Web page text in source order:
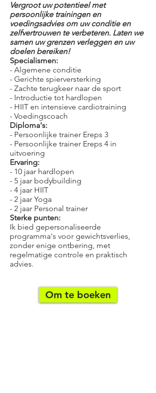
Vergroot uw potentieel met
persoonlijke trainingen en
voedingsadvies om uw conditie en
zelfvertrouwen te verbeteren. Laten we
samen uw grenzen verleggen en uw
doelen bereiken!
Specialismen:
- Algemene conditie
- Gerichte spierversterking
- Zachte terugkeer naar de sport
- Introductie tot hardlopen
- HIIT en intensieve cardiotraining
- Voedingscoach
Diploma's:
- Persoonlijke trainer Ereps 3
- Persoonlijke trainer Ereps 4 in
uitvoering
Ervaring:
- 10 jaar hardlopen
- 5 jaar bodybuilding
- 4 jaar HIIT
- 2 jaar Yoga
- 2 jaar Personal trainer
Sterke punten:
Ik bied gepersonaliseerde
programma's voor gewichtsverlies,
zonder enige ontbering, met
regelmatige controle en praktisch
advies.
Om te boeken